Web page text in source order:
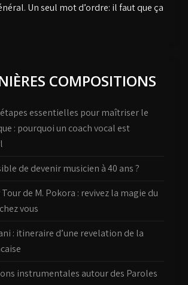
Un seul mot d’ordre: il faut que ça
COMPOSITIONS
étapes essentielles pour maîtriser le
: pourquoi un coach vocal est
de devenir musicien à 40 ans ?
Tour de M. Pokora : revivez la magie du
vous
: itineraire d’une revelation de la
instrumentales autour des Paroles